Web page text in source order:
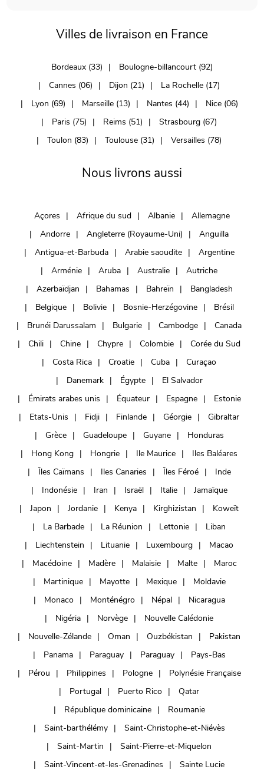
Villes de livraison en France
Bordeaux (33)
Boulogne-billancourt (92)
Cannes (06)
Dijon (21)
La Rochelle (17)
Lyon (69)
Marseille (13) Nantes (44)
Nice (06)
Paris (75)
Reims (51)
Strasbourg (67)
Toulon (83)
Toulouse (31) Versailles (78)
Nous livrons aussi
Açores Afrique du sud Albanie
Allemagne
Andorre
Angleterre (Royaume-Uni)
Anguilla
Antigua-et-Barbuda
Arabie saoudite
Argentine
Arménie
Aruba Australie
Autriche
Azerbaïdjan
Bahamas Bahreïn
Bangladesh
Belgique
Bolivie Bosnie-Herzégovine
Brésil
Brunéi Darussalam
Bulgarie Cambodge
Canada
Chili
Chine Chypre Colombie
Corée du Sud
Costa Rica
Croatie Cuba
Curaçao
Danemark
Égypte
El Salvador
Émirats arabes unis
Équateur Espagne
Estonie
Etats-Unis
Fidji Finlande Géorgie
Gibraltar
Grèce
Guadeloupe Guyane
Honduras
Hong Kong
Hongrie Ile Maurice
Iles Baléares
Îles Caïmans
Iles Canaries Îles Féroé
Inde
Indonésie
Iran Israël Italie
Jamaïque
Japon
Jordanie Kenya Kirghizistan
Koweït
La Barbade
La Réunion Lettonie
Liban
Liechtenstein
Lituanie Luxembourg
Macao
Macédoine
Madère Malaisie Malte
Maroc
Martinique
Mayotte Mexique
Moldavie
Monaco
Monténégro Népal
Nicaragua
Nigéria
Norvège
Nouvelle Calédonie
Nouvelle-Zélande
Oman Ouzbékistan
Pakistan
Panama
Paraguay Paraguay
Pays-Bas
Pérou
Philippines Pologne
Polynésie Française
Portugal
Puerto Rico
Qatar
République dominicaine
Roumanie
Saint-barthélémy
Saint-Christophe-et-Niévès
Saint-Martin
Saint-Pierre-et-Miquelon
Saint-Vincent-et-les-Grenadines
Sainte Lucie